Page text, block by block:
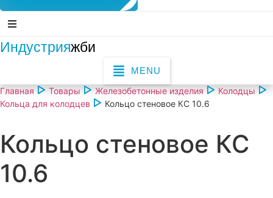
Индустрияжби
MENU
Главная
Товары Железобетонные изделия
Колодцы
Кольца для колодцев
Кольцо стеновое КС 10.6
Кольцо стеновое КС
10.6